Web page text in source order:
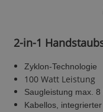
2-in-1
Zyklon-Technologie
100 Watt Leistung
Saugleistung max. 8
Kabellos,